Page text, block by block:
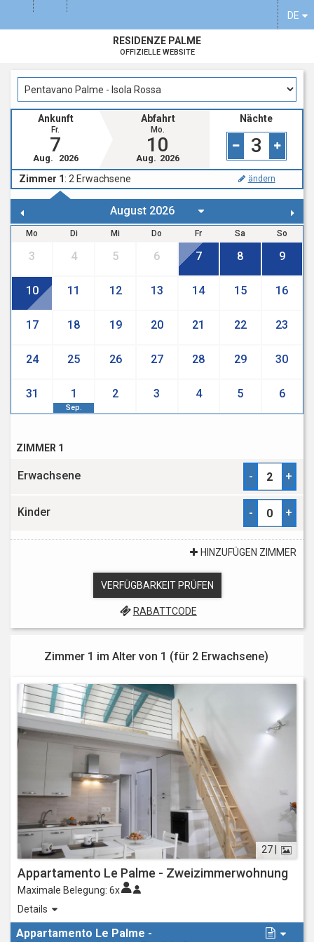
RESIDENZE PALME
OFFIZIELLE WEBSITE
DE
Ankunft
Fr.
7
Aug. 2026
Abfahrt
Mo.
10
Aug. 2026
Nächte
3
Zimmer 1 : 2 Erwachsene ändern
Mo Di Mi Do Fr Sa So
3 4 5 6 7 8 9
10 11 12 13 14 15 16
17 18 19 20 21 22 23
24 25 26 27 28 29 30
31 1
Sep.
2 3 4 5 6
ZIMMER 1
Erwachsene - +
Kinder - +
HINZUFÜGEN ZIMMER
VERFÜGBARKEIT PRÜFEN
RABATTCODE
Zimmer 1 im Alter von 1 (für 2 Erwachsene)
27 |
Appartamento Le Palme - Zweizimmerwohnung
Maximale Belegung: 6x
Sehr helle Zweizimmer-Dachgeschosswohnung
zeichnet sich durch ein offenes Wohnzimmer mit doppelter Höhe, einer
Details
Appartamento Le Palme -